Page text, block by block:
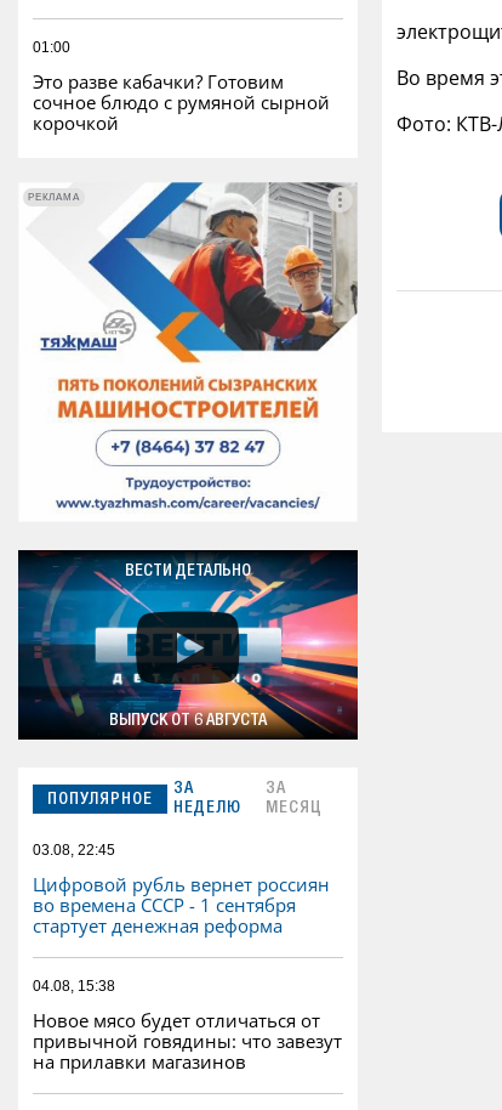
01:00
Это разве кабачки? Готовим
сочное блюдо с румяной сырной
корочкой
РЕКЛАМА РЕКЛАМА
ВЕСТИ ДЕТАЛЬНО
ВЫПУСК ОТ 6 АВГУСТА
ПОПУЛЯРНОЕ
ЗА
НЕДЕЛЮ
ЗА
МЕСЯЦ
03.08, 22:45
Цифровой рубль вернет россиян
во времена СССР - 1 сентября
стартует денежная реформа
04.08, 15:38
Новое мясо будет отличаться от
привычной говядины: что завезут
на прилавки магазинов
Во время
Фото: